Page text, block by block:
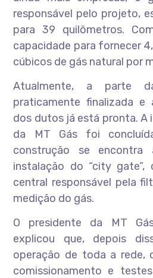
responsável pelo projeto,
para 39 quilômetros.
capacidade para fornecer
cúbicos de gás natural por
Atualmente, a parte
praticamente finalizada e
dos dutos já está pronta. A
da MT Gás foi
construção se
instalação do “city gate”,
central responsável pela
medição do gás.
O presidente da MT
explicou que, depois
operação de toda a rede,
comissionamento e